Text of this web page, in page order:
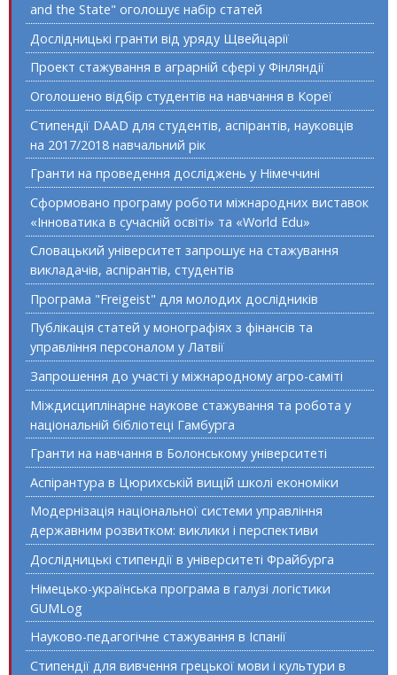
and the State" оголошує набір статей
Дослідницькі гранти від уряду Щвейцарії
Проект стажування в аграрній сфері у Фінляндії
Оголошено відбір студентів на навчання в Кореї
Стипендії DAAD для студентів, аспірантів, науковців
на 2017/2018 навчальний рік
Гранти на проведення досліджень у Німеччині
Сформовано програму роботи міжнародних виставок
«Інноватика в сучасній освіті» та «World Edu»
Словацький університет запрошує на стажування
викладачів, аспірантів, студентів
Програма "Freigeist" для молодих дослідників
Публікація статей у монографіях з фінансів та
управління персоналом у Латвії
Запрошення до участі у міжнародному агро-саміті
Міждисциплінарне наукове стажування та робота у
національній бібліотеці Гамбурга
Гранти на навчання в Болонському університеті
Аспірантура в Цюрихській вищій школі економіки
Модернізація національної системи управління
державним розвитком: виклики і перспективи
Дослідницькі стипендії в університеті Фрайбурга
Німецько-українська програма в галузі логістики
GUMLog
Науково-педагогічне стажування в Іспанії
Стипендії для вивчення грецької мови і культури в